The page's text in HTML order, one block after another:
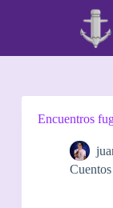
t
Encuentros
Cuentos